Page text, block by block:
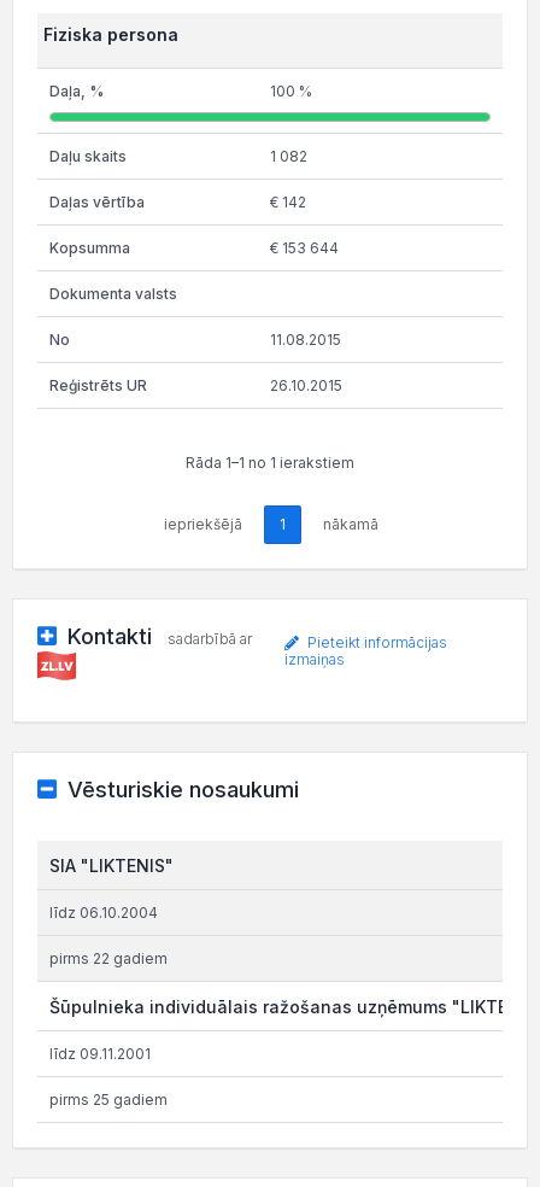
Fiziska persona
100 %
1 082
€ 142
€ 153 644
11.08.2015
26.10.2015
Rāda 1–1 no 1 ierakstiem
iepriekšējā 1 nākamā
Kontakti sadarbībā ar
Pieteikt informācijas
izmaiņas
Vēsturiskie nosaukumi
SIA "LIKTENIS"
līdz 06.10.2004
pirms 22 gadiem
Šūpulnieka individuālais ražošanas uzņēmums
līdz 09.11.2001
pirms 25 gadiem